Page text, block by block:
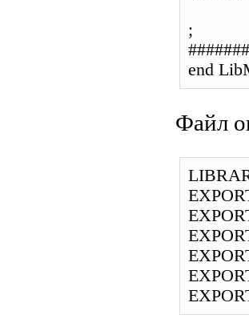
;
end
Файл